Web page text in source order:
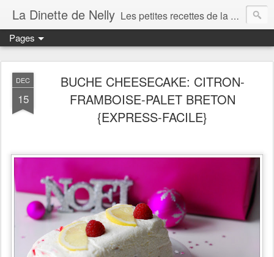
La Dinette de Nelly Les petites recettes de la dinette de Nelly. Des recettes simples, généreuses et gourmandes pour tous les jours c'est tout ça la dinette !
Pages
DEC
15
BUCHE CHEESECAKE: CITRON-
FRAMBOISE-PALET BRETON
{EXPRESS-FACILE}